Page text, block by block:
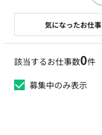
該当するお仕事数0件
募集中のみ表示
気になったお仕事